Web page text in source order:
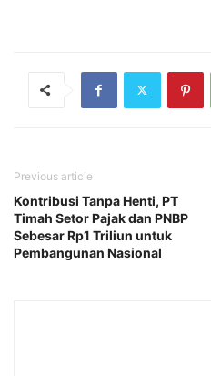
Previous article
Kontribusi Tanpa Henti, PT
Timah Setor Pajak dan PNBP
Sebesar Rp1 Triliun untuk
Pembangunan Nasional